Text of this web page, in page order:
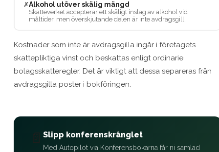
✗Alkohol utöver skälig mängd
Skatteverket accepterar ett skäligt inslag av alkohol vid
måltider, men överskjutande delen är inte avdragsgill.
Kostnader som inte är avdragsgilla ingår i företagets
skattepliktiga vinst och beskattas enligt ordinarie
bolagsskatteregler. Det är viktigt att dessa separeras från
avdragsgilla poster i bokföringen.
📄 Slipp konferenskrånglet
Med Autopilot via Konferensbokarna får ni samlad